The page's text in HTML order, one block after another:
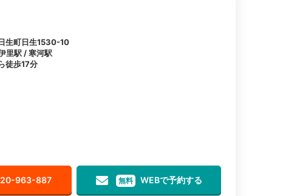
生町日生1530-10
里駅 / 寒河駅
徒歩17分
963-887 無料 WEBで予約する